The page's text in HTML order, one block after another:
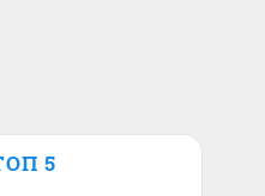
5